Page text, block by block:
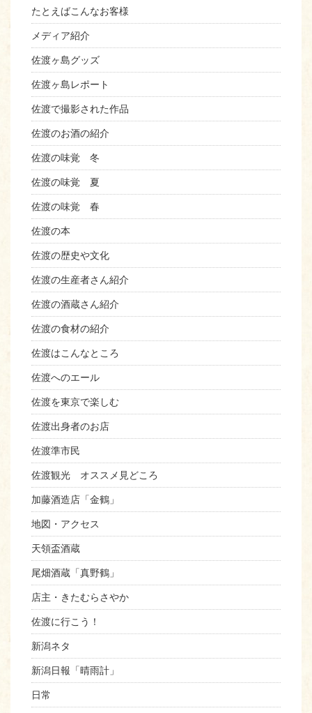
たとえばこんなお客様
メディア紹介
佐渡ヶ島グッズ
佐渡ヶ島レポート
佐渡で撮影された作品
佐渡のお酒の紹介
佐渡の味覚 冬
佐渡の味覚 夏
佐渡の味覚 春
佐渡の本
佐渡の歴史や文化
佐渡の生産者さん紹介
佐渡の酒蔵さん紹介
佐渡の食材の紹介
佐渡はこんなところ
佐渡へのエール
佐渡を東京で楽しむ
佐渡出身者のお店
佐渡準市民
佐渡観光 オススメ見どころ
加藤酒造店「金鶴」
地図・アクセス
天領盃酒蔵
尾畑酒蔵「真野鶴」
店主・きたむらさやか
佐渡に行こう！
新潟ネタ
新潟日報「晴雨計」
日常